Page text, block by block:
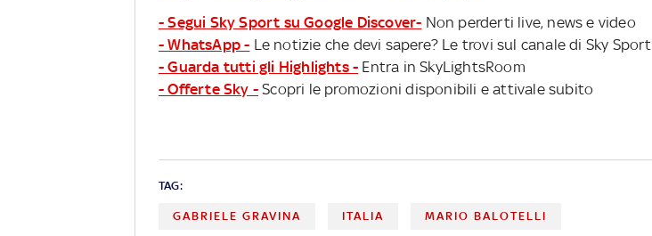
- Segui Sky Sport su Google Discover- Non perderti live, news e video
- WhatsApp - Le notizie che devi sapere? Le trovi sul canale di Sky Sport
- Guarda tutti gli Highlights - Entra in SkyLightsRoom
- Offerte Sky - Scopri le promozioni disponibili e attivale subito
TAG:
GABRIELE GRAVINA ITALIA MARIO BALOTELLI